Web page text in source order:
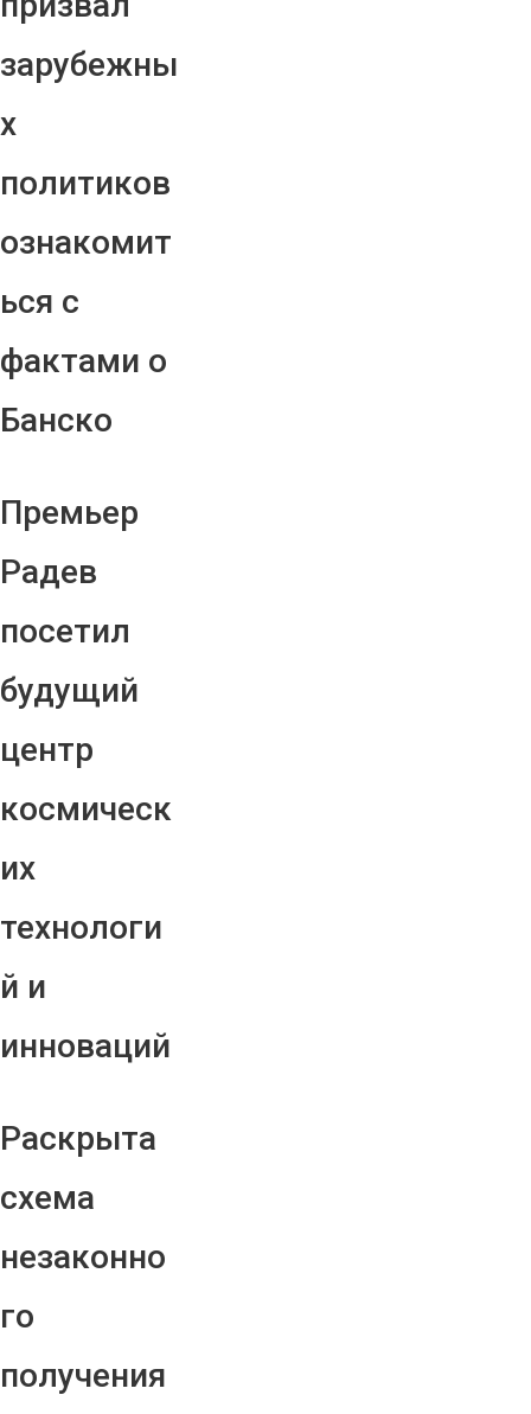
зарубежны
х
политиков
ознакомит
ься с
фактами о
Банско
Премьер
Радев
посетил
будущий
центр
космическ
их
технологи
й и
инноваций
Раскрыта
схема
незаконно
го
получения